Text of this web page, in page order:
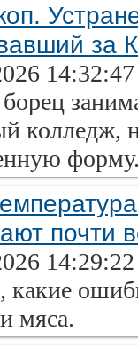
за
колледж,
почти
какие
мяса.